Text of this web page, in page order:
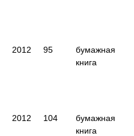
2012 95
бумажная
книга
2012 104
бумажная
книга